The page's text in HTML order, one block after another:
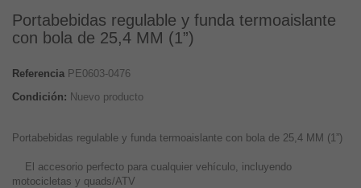
Portabebidas regulable y funda termoaislante
con bola de 25,4 MM (1”)
Referencia PE0603-0476
Condición: Nuevo producto
Portabebidas regulable y funda termoaislante con bola de 25,4 MM (1”)
El accesorio perfecto para cualquier vehículo, incluyendo
motocicletas y quads/ATV